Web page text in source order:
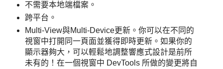
不需要本地端檔案。
跨平台。
Multi-View與Multi-Device更新。你可以在不同的
視窗中打開同一頁面並獲得即時更新。如果你的
顯示器夠大，可以輕鬆地調整響應式設計是前所
未有的！在一個視窗中 DevTools 所做的變更將自